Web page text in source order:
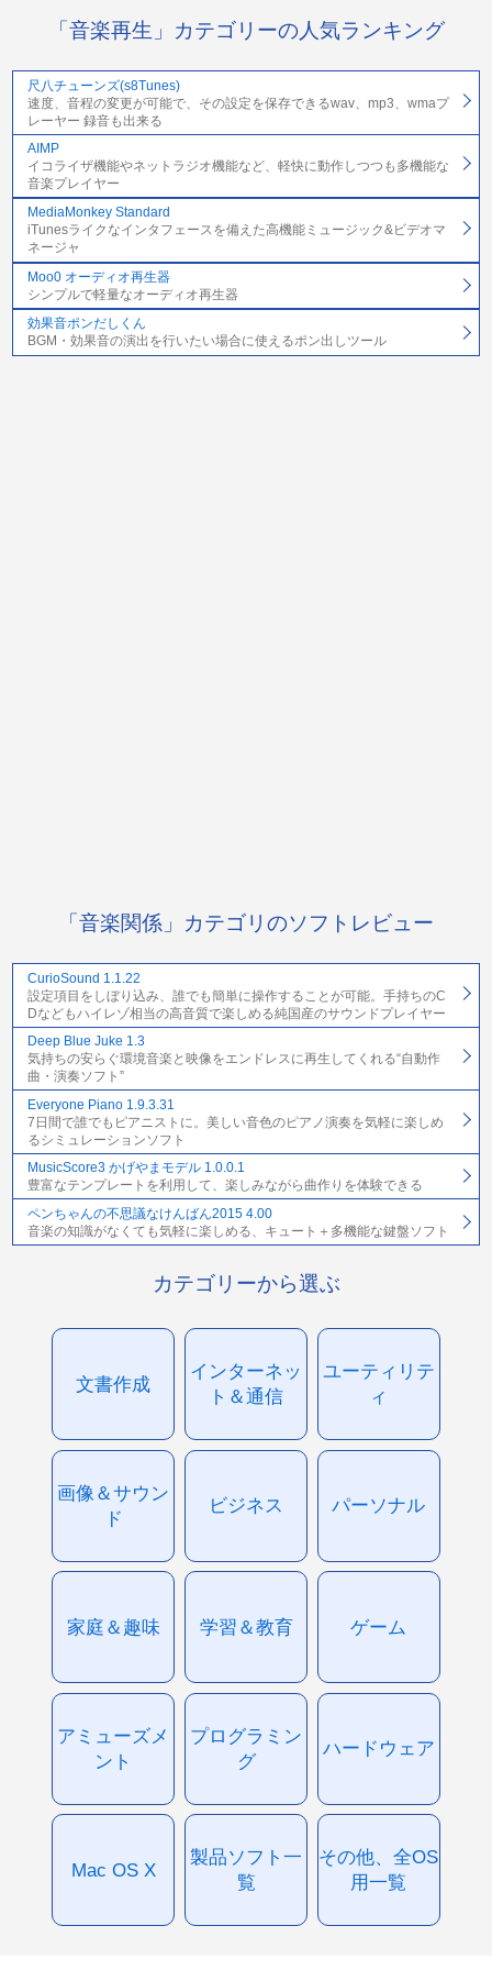
「音楽再生」カテゴリーの人気ランキング
尺八チューンズ(s8Tunes)
速度、音程の変更が可能で、その設定を保存できるwav、mp3、wmaプ
レーヤー 録音も出来る
AIMP
イコライザ機能やネットラジオ機能など、軽快に動作しつつも多機能な
音楽プレイヤー
MediaMonkey Standard
iTunesライクなインタフェースを備えた高機能ミュージック&ビデオマ
ネージャ
Moo0 オーディオ再生器
シンプルで軽量なオーディオ再生器
効果音ポンだしくん
BGM・効果音の演出を行いたい場合に使えるポン出しツール
「音楽関係」カテゴリのソフトレビュー
CurioSound 1.1.22
設定項目をしぼり込み、誰でも簡単に操作することが可能。手持ちのC
Dなどもハイレゾ相当の高音質で楽しめる純国産のサウンドプレイヤー
Deep Blue Juke 1.3
気持ちの安らぐ環境音楽と映像をエンドレスに再生してくれる“自動作
曲・演奏ソフト”
Everyone Piano 1.9.3.31
7日間で誰でもピアニストに。美しい音色のピアノ演奏を気軽に楽しめ
るシミュレーションソフト
MusicScore3 かげやまモデル 1.0.0.1
豊富なテンプレートを利用して、楽しみながら曲作りを体験できる
ペンちゃんの不思議なけんばん2015 4.00
音楽の知識がなくても気軽に楽しめる、キュート＋多機能な鍵盤ソフト
カテゴリーから選ぶ
文書作成
インターネッ
ト＆通信
ユーティリテ
ィ
画像＆サウン
ド
ビジネス パーソナル
家庭＆趣味 学習＆教育 ゲーム
アミューズメ
ント
プログラミン
グ
ハードウェア
Mac OS X
製品ソフト一
覧
その他、全OS
用一覧